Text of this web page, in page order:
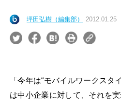
坪田弘樹（編集部） 2012.01.25
「今年は“モバイルワークスタ
は中小企業に対して、それを